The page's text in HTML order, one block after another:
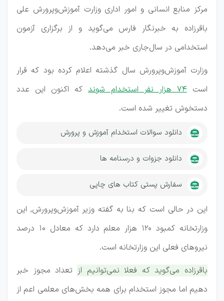
مرکز منابع انسانی و امور اداری وزارت آموزش‌وپرورش علی
باقرزاده به خبرنگار فارس می‌گوید و از برگزاری آزمون
استخدامی در سال‌جاری خبر می‌دهد.
وزارت آموزش‌وپرورش سال گذشته اعلام کرده بود که قرار
است۷۴ هزار نفر استخدام شوند
که اکنون این عدد
دستخوش تغییر شده است.
دانلود سوالات استخدام آموزش و پرورش
دانلود جزوات و درسنامه ها
سفارش پستی کتاب های چاپی
این در حالی است که بنا به گفته وزیر آموزش‌وپرورش, این
وزارتخانه کمبود ۱۲۰ هزار معلم دارد که معادل ۱۰ درصد
نیروهای فعلی این وزارتخانه است.
باقرزاده می‌گوید که فعلا نمی‌توانیم از تعداد مجوز خبر
دهیم اما مجوز استخدام برای همه بخش‌های معلمی اعم از